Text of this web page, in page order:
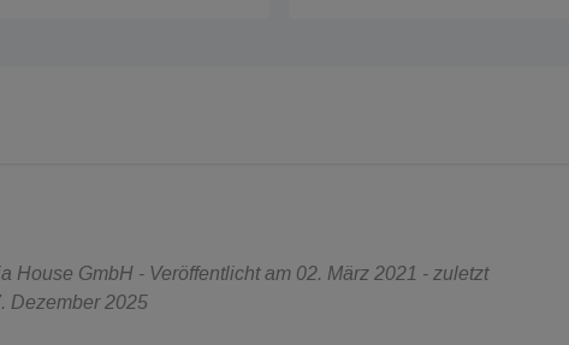
House GmbH - Veröffentlicht am 02. März 2021 - zuletzt
Dezember 2025